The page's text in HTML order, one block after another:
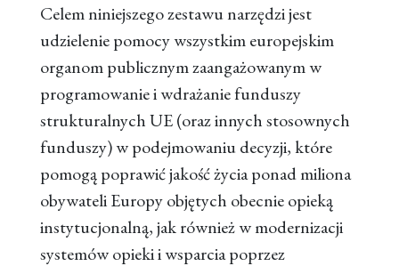
Celem niniejszego zestawu narzędzi jest
udzielenie pomocy wszystkim europejskim
organom publicznym zaangażowanym w
programowanie i wdrażanie funduszy
strukturalnych UE (oraz innych stosownych
funduszy) w podejmowaniu decyzji, które
pomogą poprawić jakość życia ponad miliona
obywateli Europy objętych obecnie opieką
instytucjonalną, jak również w modernizacji
systemów opieki i wsparcia poprzez